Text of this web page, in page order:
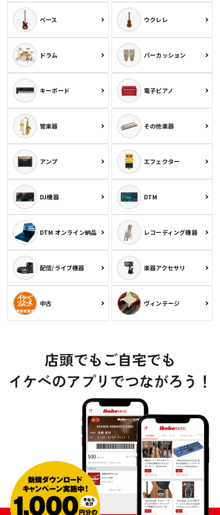
ベース ウクレレ
ドラム パーカッション
キーボード 電子ピアノ
管楽器 その他楽器
アンプ エフェクター
DJ機器 DTM
DTM オンライン納品 レコーディング機器
配信/ライブ機器 楽器アクセサリ
中古 ヴィンテージ